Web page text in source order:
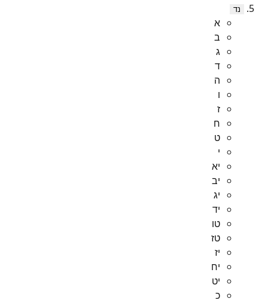
נד
א
ב
ג
ד
ה
ו
ז
ח
ט
י
יא
יב
יג
יד
טו
טז
יז
יח
יט
כ